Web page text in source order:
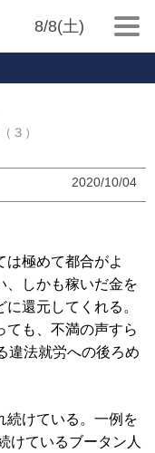
8/8(土)
３）
2020/10/04
極めて都合がよ
、しかも稼いだ金を
還元してくれる。
ても、不満の声すら
違法就労への後ろめ
けている。一例を
けているブータン人